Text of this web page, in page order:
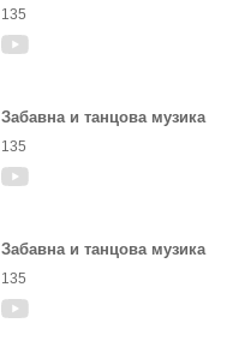
135
Забавна и танцова музика
135
Забавна и танцова музика
135